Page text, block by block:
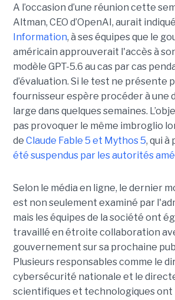
A l’occasion d’une réunion cette
Altman, CEO d’OpenAI, aurait
Information, à ses équipes que le
américain approuverait l'accès à
modèle GPT-5.6 au cas par cas
d’évaluation. Si le test ne présente
fournisseur espère procéder à une
large dans quelques semaines.
pas provoquer le même imbroglio
de Claude Fable 5 et Mythos 5, qui à
été suspendus par les autorités
Selon le média en ligne, le dernier
est non seulement examiné par
mais les équipes de la société ont
travaillé en étroite collaboration
gouvernement sur sa prochaine
Plusieurs responsables comme le
cybersécurité nationale et le
scientifiques et technologiques ont